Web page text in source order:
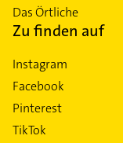
Das Örtliche
Zu finden auf
Instagram
Facebook
Pinterest
TikTok